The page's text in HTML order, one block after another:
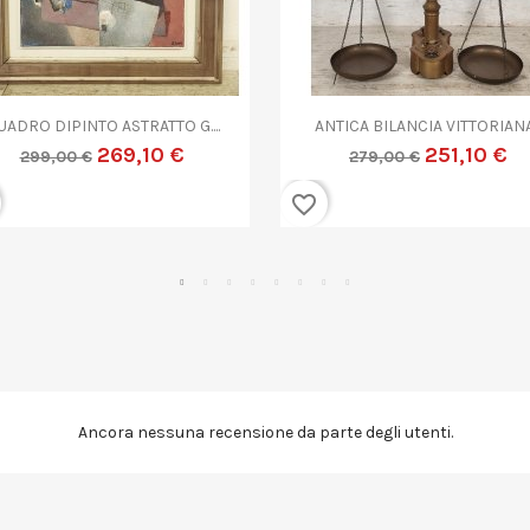
Anteprima
COPPIA CANDELIERE...
399,00 € 359,10 €
 Anteprima
ANTICA COPPA VETRO...
799,00 € 719,10 €
favorite_border
Ancora nessuna recensione da parte degli utenti.